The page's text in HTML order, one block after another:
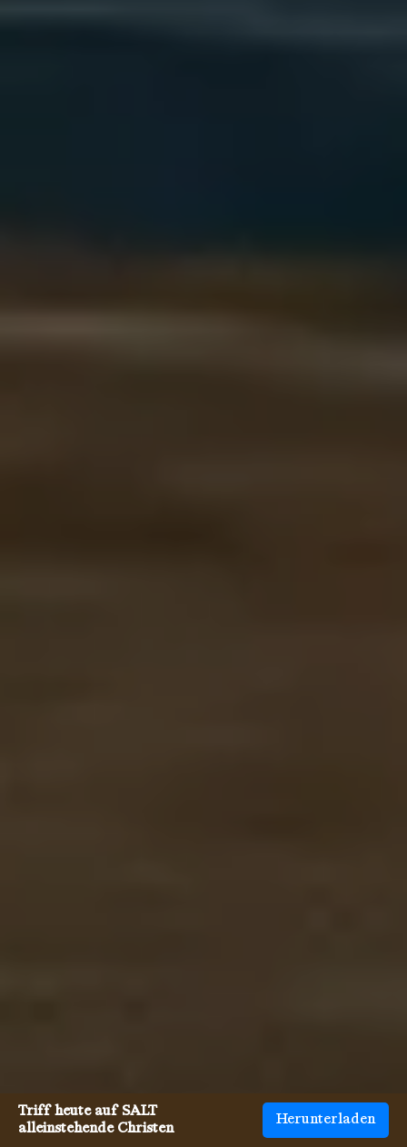
Triff heute auf SALT
alleinstehende Christen
Herunterladen